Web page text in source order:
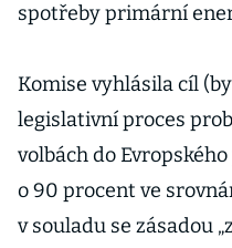
spotřeby primární
Komise vyhlásila cíl
legislativní proces
volbách do
o 90 procent ve
v souladu se zásadou